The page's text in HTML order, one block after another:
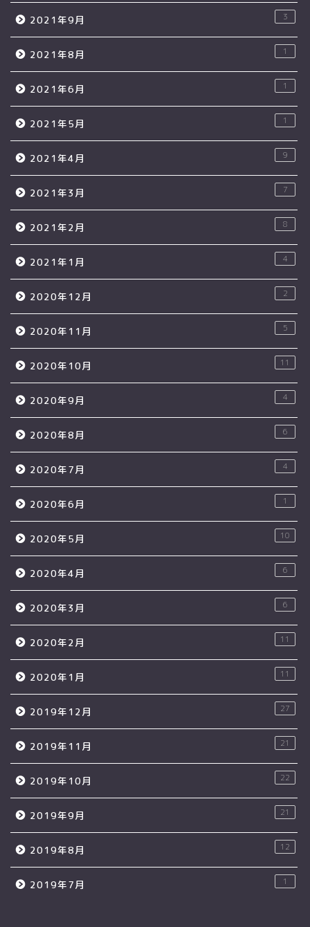
2021年9月 3
2021年8月 1
2021年6月 1
2021年5月 1
2021年4月 9
2021年3月 7
2021年2月 8
2021年1月 4
2020年12月 2
2020年11月 5
2020年10月 11
2020年9月 4
2020年8月 6
2020年7月 4
2020年6月 1
2020年5月 10
2020年4月 6
2020年3月 6
2020年2月 11
2020年1月 11
2019年12月 27
2019年11月 21
2019年10月 22
2019年9月 21
2019年8月 12
2019年7月 1